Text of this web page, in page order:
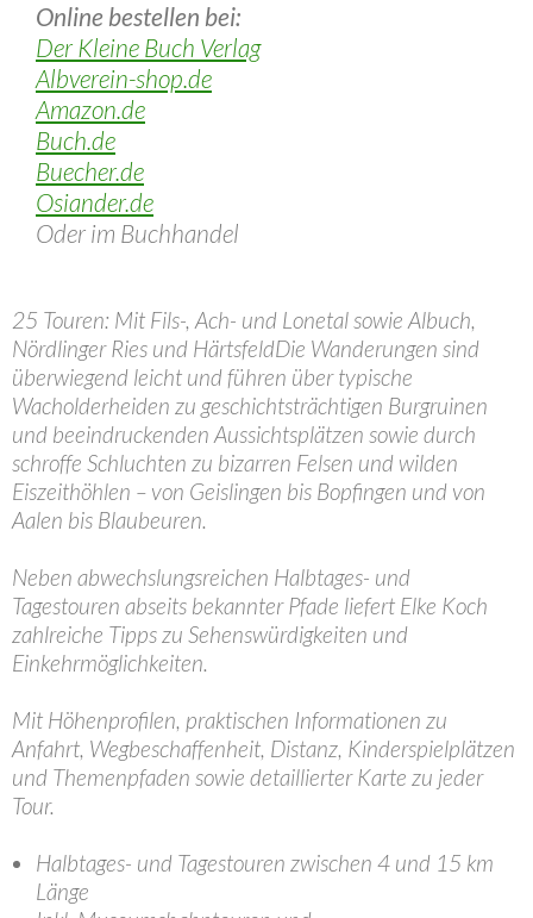
Online bestellen bei:
Der Kleine Buch Verlag
Albverein-shop.de
Amazon.de
Buch.de
Buecher.de
Osiander.de
Oder im Buchhandel
25 Touren: Mit Fils-, Ach- und Lonetal sowie Albuch,
Nördlinger Ries und HärtsfeldDie Wanderungen sind
überwiegend leicht und führen über typische
Wacholderheiden zu geschichtsträchtigen Burgruinen
und beeindruckenden Aussichtsplätzen sowie durch
schroffe Schluchten zu bizarren Felsen und wilden
Eiszeithöhlen – von Geislingen bis Bopfingen und von
Aalen bis Blaubeuren.
Neben abwechslungsreichen Halbtages- und
Tagestouren abseits bekannter Pfade liefert Elke Koch
zahlreiche Tipps zu Sehenswürdigkeiten und
Einkehrmöglichkeiten.
Mit Höhenprofilen, praktischen Informationen zu
Anfahrt, Wegbeschaffenheit, Distanz, Kinderspielplätzen
und Themenpfaden sowie detaillierter Karte zu jeder
Tour.
Halbtages- und Tagestouren zwischen 4 und 15 km
Länge